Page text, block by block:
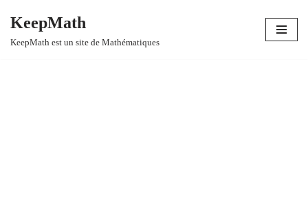
Aller
KeepMath
KeepMath est un site de Mathématiques